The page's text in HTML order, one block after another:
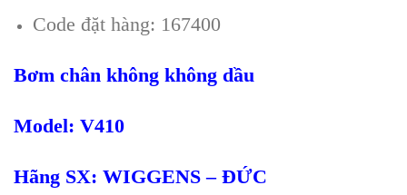
Code đặt hàng: 167400
Bơm chân không không dầu
Model: V410
Hãng SX: WIGGENS – ĐỨC